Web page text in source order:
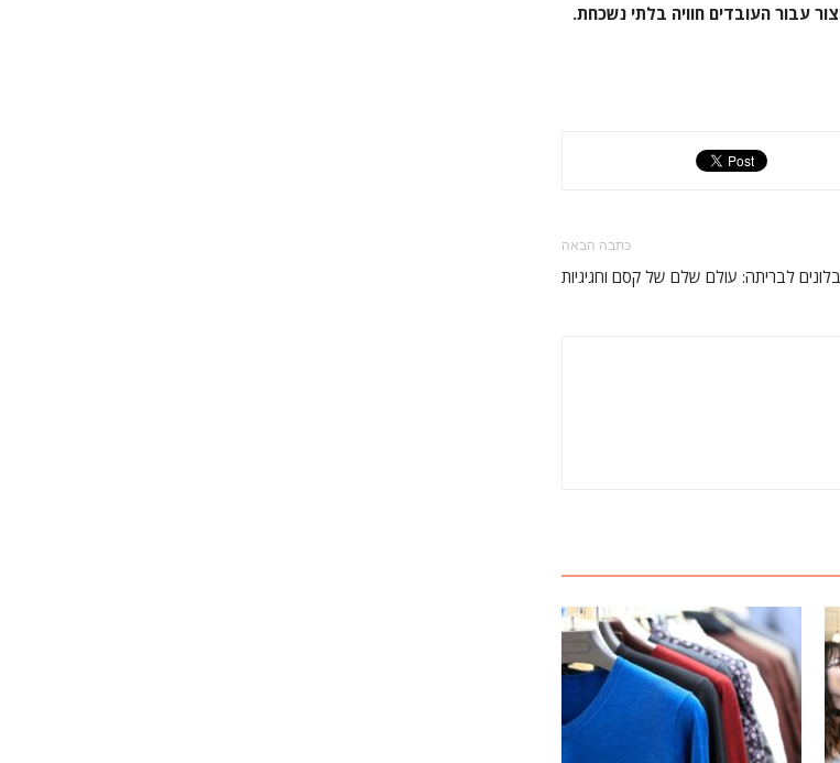
עבור העובדים חוויה בלתי נשכחת.
כתבה הבאה
לבריתה: עולם שלם של קסם וחגיגיות